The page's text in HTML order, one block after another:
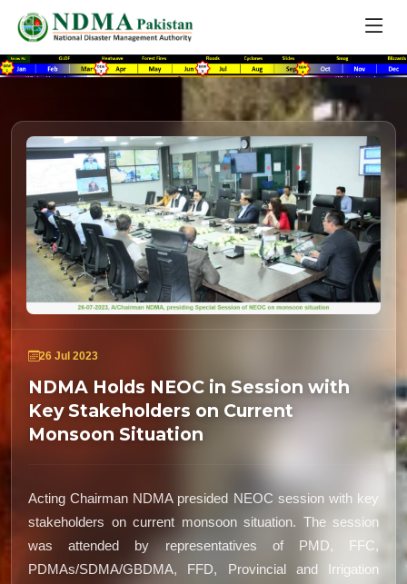
26 Jul 2023
NDMA Holds NEOC in Session with
Key Stakeholders on Current
Monsoon Situation
Acting Chairman NDMA presided NEOC session with key
stakeholders on current monsoon situation. The session
was attended by representatives of PMD, FFC,
PDMAs/SDMA/GBDMA, FFD, Provincial and Irrigation